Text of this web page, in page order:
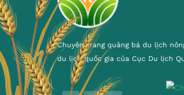
Chuyên trang quảng bá du lịch
du lịch quốc gia của Cục Du lịch